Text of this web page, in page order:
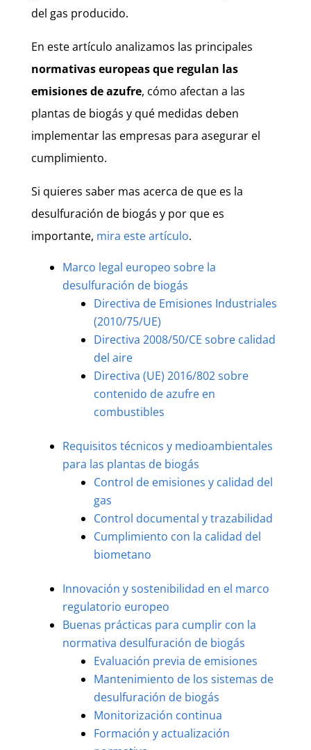
del gas producido.
En este artículo analizamos las principales
normativas europeas que regulan las
emisiones de azufre, cómo afectan a las
plantas de biogás y qué medidas deben
implementar las empresas para asegurar el
cumplimiento.
Si quieres saber mas acerca de que es la
desulfuración de biogás y por que es
importante, mira este artículo.
Marco legal europeo sobre la
desulfuración de biogás
Directiva de Emisiones Industriales
(2010/75/UE)
Directiva 2008/50/CE sobre calidad
del aire
Directiva (UE) 2016/802 sobre
contenido de azufre en
combustibles
Requisitos técnicos y medioambientales
para las plantas de biogás
Control de emisiones y calidad del
gas
Control documental y trazabilidad
Cumplimiento con la calidad del
biometano
Innovación y sostenibilidad en el marco
regulatorio europeo
Buenas prácticas para cumplir con la
normativa desulfuración de biogás
Evaluación previa de emisiones
Mantenimiento de los sistemas de
desulfuración de biogás
Monitorización continua
Formación y actualización